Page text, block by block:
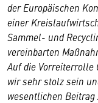
der Europäischen
einer
Sammel- und
vereinbarten
Auf die Vorreiterrolle
wir sehr stolz sein
wesentlichen